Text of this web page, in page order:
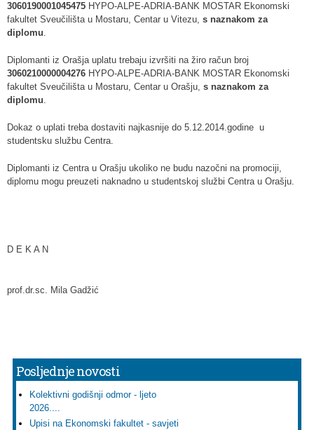
3060190001045475 HYPO-ALPE-ADRIA-BANK MOSTAR Ekonomski
fakultet Sveučilišta u Mostaru, Centar u Vitezu, s naznakom za
diplomu.
Diplomanti iz Orašja uplatu trebaju izvršiti na žiro račun broj
3060210000004276 HYPO-ALPE-ADRIA-BANK MOSTAR Ekonomski
fakultet Sveučilišta u Mostaru, Centar u Orašju, s naznakom za
diplomu.
Dokaz o uplati treba dostaviti najkasnije do 5.12.2014.godine u
studentsku službu Centra.
Diplomanti iz Centra u Orašju ukoliko ne budu nazočni na promociji,
diplomu mogu preuzeti naknadno u studentskoj službi Centra u Orašju.
D E K A N
prof.dr.sc. Mila Gadžić
Posljednje novosti
Kolektivni godišnji odmor - ljeto
2026....
Upisi na Ekonomski fakultet - savjeti